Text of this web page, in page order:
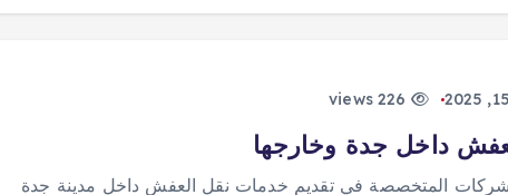
داخل جدة وخارجها
المتخصصة في تقديم خدمات نقل العفش داخل مدينة جدة